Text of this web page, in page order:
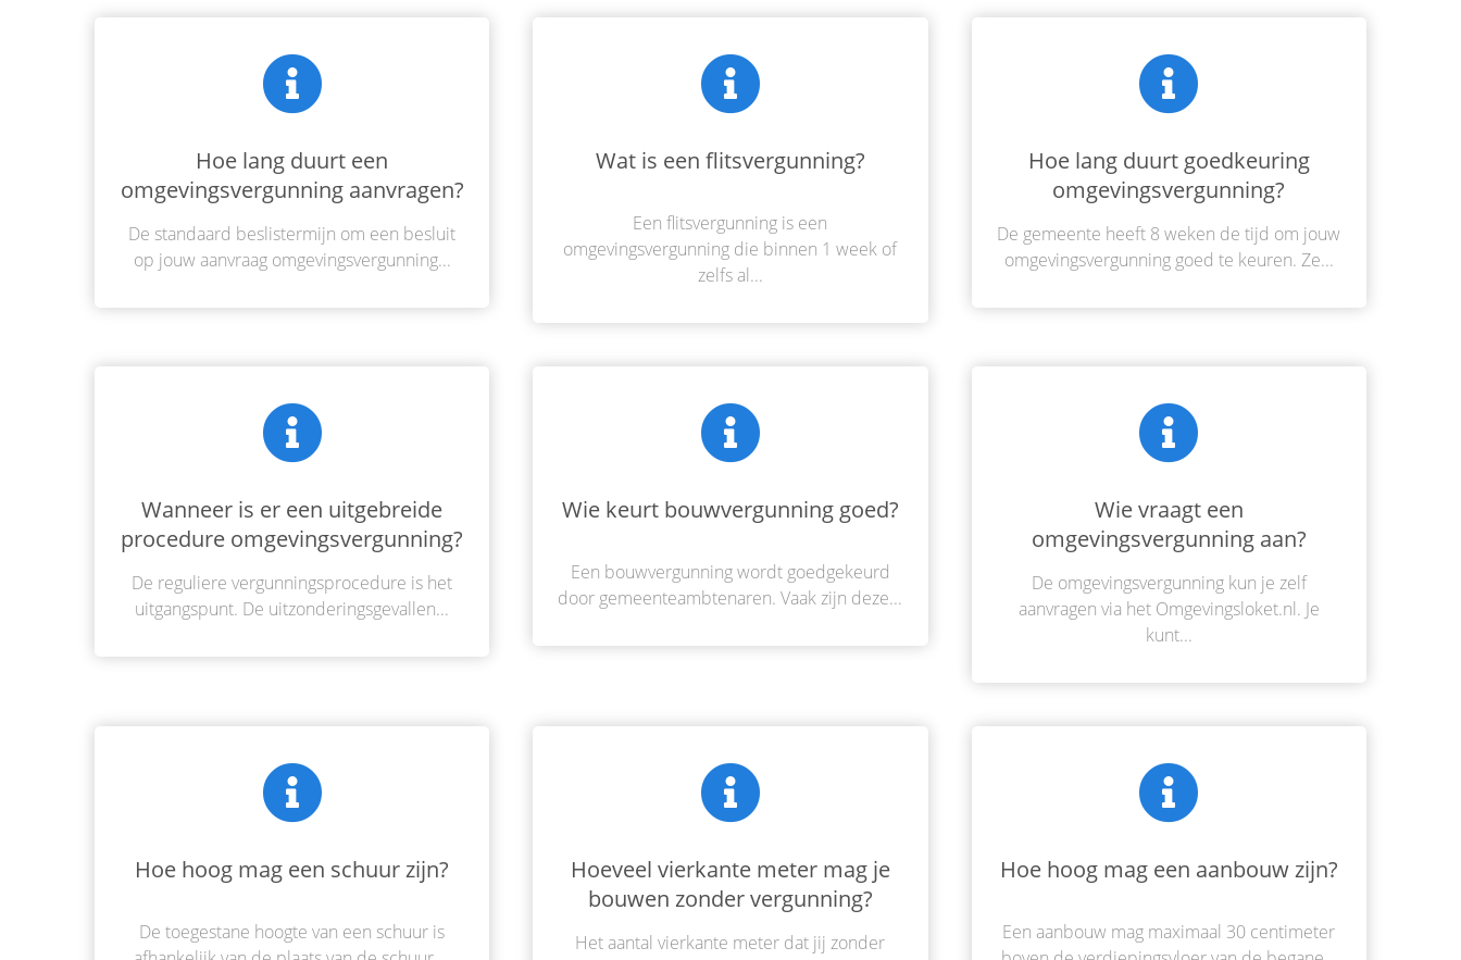
Hoe lang duurt een
omgevingsvergunning aanvragen?
De standaard beslistermijn om een besluit
op jouw aanvraag omgevingsvergunning...
Wat is een flitsvergunning?
Een flitsvergunning is een
omgevingsvergunning die binnen 1 week of
zelfs al...
Hoe lang duurt goedkeuring
omgevingsvergunning?
De gemeente heeft 8 weken de tijd om jouw
omgevingsvergunning goed te keuren. Ze...
Wanneer is er een uitgebreide
procedure omgevingsvergunning?
De reguliere vergunningsprocedure is het
uitgangspunt. De uitzonderingsgevallen...
Wie keurt bouwvergunning goed?
Een bouwvergunning wordt goedgekeurd
door gemeenteambtenaren. Vaak zijn deze...
Wie vraagt een
omgevingsvergunning aan?
De omgevingsvergunning kun je zelf
aanvragen via het Omgevingsloket.nl. Je
kunt...
Hoe hoog mag een schuur zijn?
De toegestane hoogte van een schuur is
Hoeveel vierkante meter mag je
bouwen zonder vergunning?
Het aantal vierkante meter dat jij zonder
Hoe hoog mag een aanbouw zijn?
Een aanbouw mag maximaal 30 centimeter